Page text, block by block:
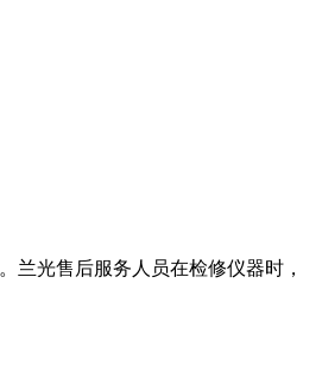
兰光售后服务人员在检修仪器时，